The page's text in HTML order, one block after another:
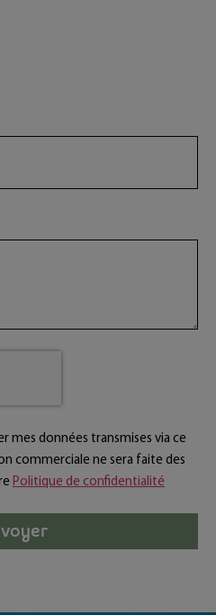
mes données transmises via ce
commerciale ne sera faite des
Politique de confidentialité